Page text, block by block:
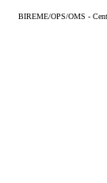
BIREME/OPS/OMS -